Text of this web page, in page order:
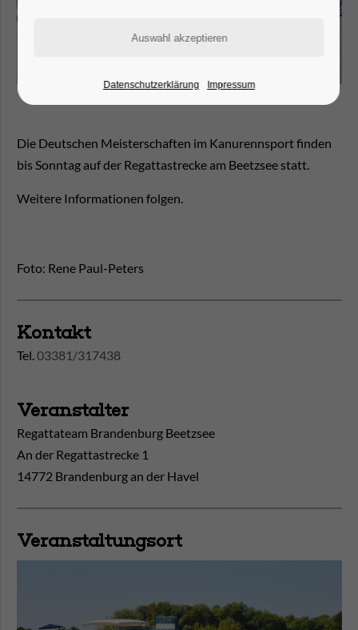
Die Deutschen Meisterschaften im Kanurennsport finden
bis Sonntag auf der Regattastrecke am Beetzsee statt.
Weitere Informationen folgen.
Foto: Rene Paul-Peters
Kontakt
Tel.03381/317438
Veranstalter
Regattateam Brandenburg Beetzsee
An der Regattastrecke 1
14772 Brandenburg an der Havel
Veranstaltungsort
Datenschutzerklärung Impressum